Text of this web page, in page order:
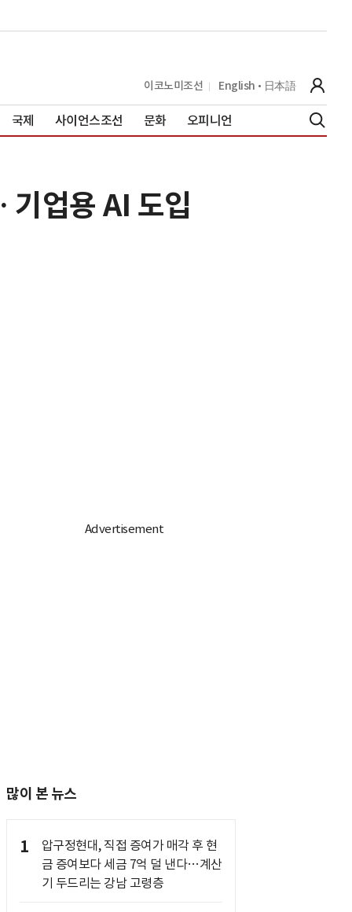
이코노미조선 English 日本語
국제 사이언스조선 문화 오피니언
업용 AI 도입
많이 본 뉴스
1
압구정현대, 직접 증여가 매각 후 현
금 증여보다 세금 7억 덜 낸다…계산
기 두드리는 강남 고령층